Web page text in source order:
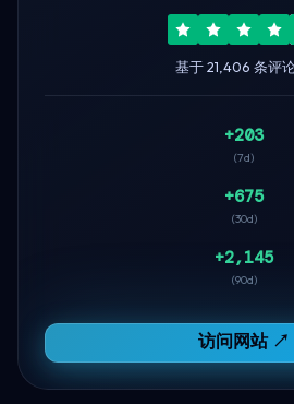
基于 21,406 条评
+203
(7d)
+675
(30d)
+2,145
(90d)
访问网站 ↗